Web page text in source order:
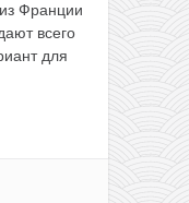
Франции
всего
для